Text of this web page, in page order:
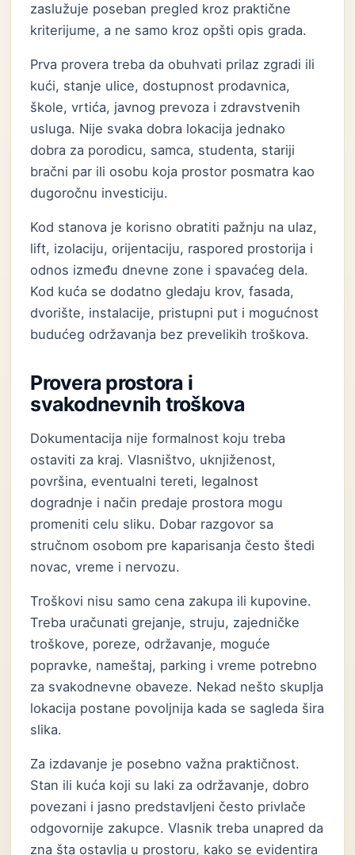
zaslužuje poseban pregled kroz praktične
kriterijume, a ne samo kroz opšti opis grada.
Prva provera treba da obuhvati prilaz zgradi ili
kući, stanje ulice, dostupnost prodavnica,
škole, vrtića, javnog prevoza i zdravstvenih
usluga. Nije svaka dobra lokacija jednako
dobra za porodicu, samca, studenta, stariji
bračni par ili osobu koja prostor posmatra kao
dugoročnu investiciju.
Kod stanova je korisno obratiti pažnju na ulaz,
lift, izolaciju, orijentaciju, raspored prostorija i
odnos između dnevne zone i spavaćeg dela.
Kod kuća se dodatno gledaju krov, fasada,
dvorište, instalacije, pristupni put i mogućnost
budućeg održavanja bez prevelikih troškova.
Provera prostora i
svakodnevnih troškova
Dokumentacija nije formalnost koju treba
ostaviti za kraj. Vlasništvo, uknjiženost,
površina, eventualni tereti, legalnost
dogradnje i način predaje prostora mogu
promeniti celu sliku. Dobar razgovor sa
stručnom osobom pre kaparisanja često štedi
novac, vreme i nervozu.
Troškovi nisu samo cena zakupa ili kupovine.
Treba uračunati grejanje, struju, zajedničke
troškove, poreze, održavanje, moguće
popravke, nameštaj, parking i vreme potrebno
za svakodnevne obaveze. Nekad nešto skuplja
lokacija postane povoljnija kada se sagleda šira
slika.
Za izdavanje je posebno važna praktičnost.
Stan ili kuća koji su laki za održavanje, dobro
povezani i jasno predstavljeni često privlače
odgovornije zakupce. Vlasnik treba unapred da
zna šta ostavlja u prostoru, kako se evidentira